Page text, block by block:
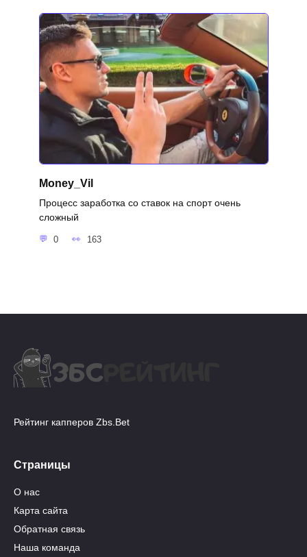
Money_Vil
Процесс заработка со ставок на спорт очень
сложный
0 163
Рейтинг капперов Zbs.Bet
Страницы
О нас
Карта сайта
Обратная связь
Наша команда